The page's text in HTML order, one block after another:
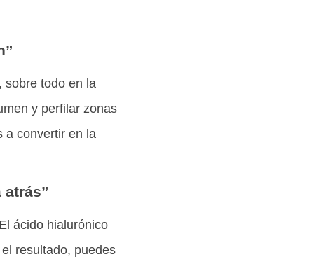
sobre todo en la
y perfilar zonas
a convertir en la
ácido hialurónico
resultado, puedes